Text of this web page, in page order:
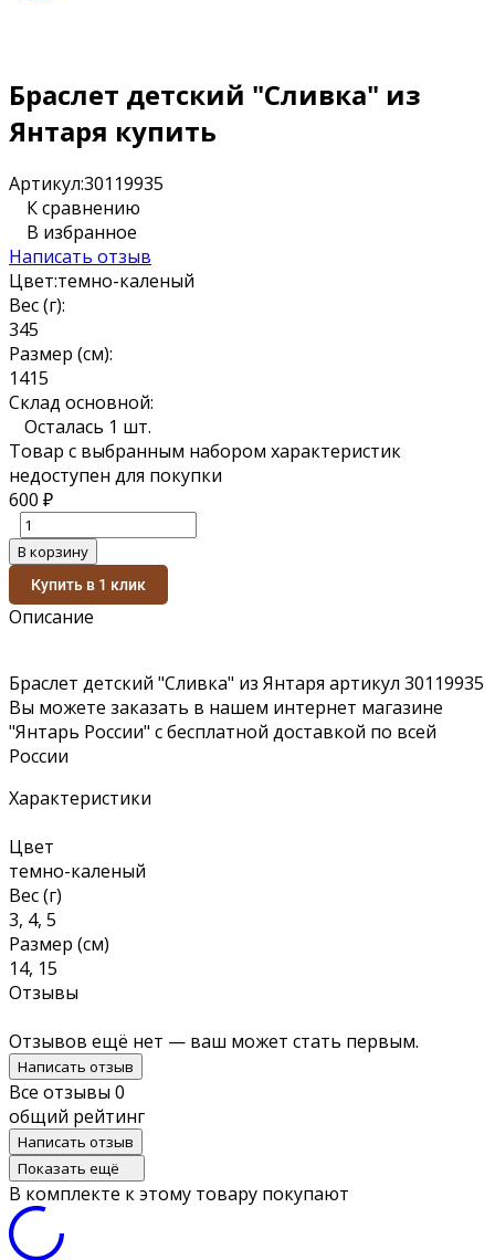
Браслет детский "Сливка" из
Янтаря купить
Артикул:30119935
К сравнению
В избранное
Написать отзыв
Цвет:темно-каленый
Вес (г):
345
Размер (см):
1415
Склад основной:
Осталась 1 шт.
Товар с выбранным набором характеристик
недоступен для покупки
600 ₽
В корзину
Купить в 1 клик
Описание
Браслет детский "Сливка" из Янтаря артикул 30119935
Вы можете заказать в нашем интернет магазине
"Янтарь России" с бесплатной доставкой по всей
России
Характеристики
Цвет
темно-каленый
Вес (г)
3, 4, 5
Размер (см)
14, 15
Отзывы
Отзывов ещё нет — ваш может стать первым.
Написать отзыв
Все отзывы 0
общий рейтинг
Написать отзыв
Показать ещё
В комплекте к этому товару покупают